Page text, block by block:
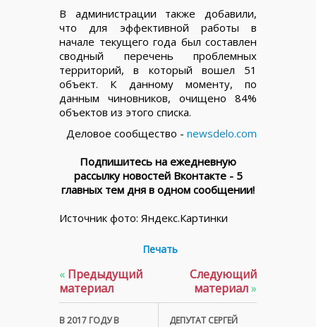
В администрации также добавили,
что для эффективной работы в
начале текущего года был составлен
сводный перечень проблемных
территорий, в который вошел 51
объект. К данному моменту, по
данным чиновников, очищено 84%
объектов из этого списка.
Деловое сообщество - newsdelo.com
Подпишитесь на ежедневную
рассылку новостей Вконтакте - 5
главных тем дня в одном сообщении!
Источник фото: Яндекс.Картинки
Печать
« Предыдущий
материал
В 2017 ГОДУ В
Следующий
материал»
ДЕПУТАТ СЕРГЕЙ